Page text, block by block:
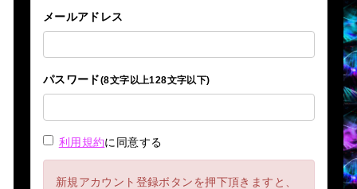
メールアドレス
パスワード(8文字以上128文字以下)
利用規約に同意する
新規アカウント登録ボタンを押下頂きますと、